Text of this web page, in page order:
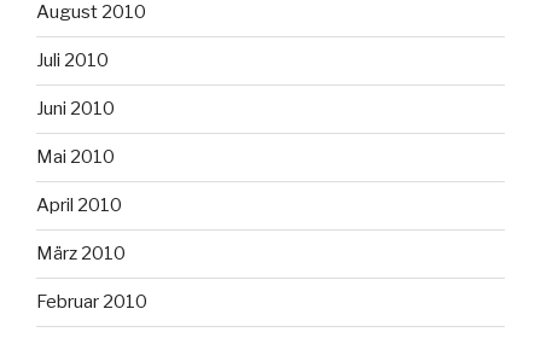
August 2010
Juli 2010
Juni 2010
Mai 2010
April 2010
März 2010
Februar 2010